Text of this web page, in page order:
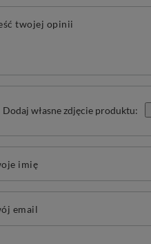
twojej opinii
Dodaj własne zdjęcie produktu:
imię
email